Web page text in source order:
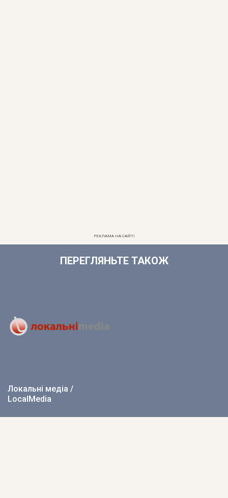
РЕКЛАМА НА САЙТІ
ПЕРЕГЛЯНЬТЕ ТАКОЖ
Локальні медіа /
LocalMedia